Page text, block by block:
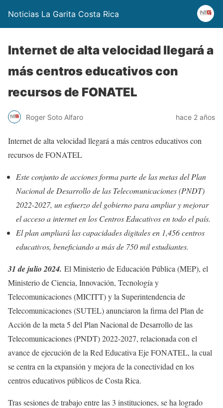
Noticias La Garita Costa Rica
Internet de alta velocidad llegará a
más centros educativos con
recursos de FONATEL
Roger Soto Alfaro hace 2 años
Internet de alta velocidad llegará a más centros educativos con
recursos de FONATEL
Este conjunto de acciones forma parte de las metas del Plan
Nacional de Desarrollo de las Telecomunicaciones (PNDT)
2022-2027, un esfuerzo del gobierno para ampliar y mejorar
el acceso a internet en los Centros Educativos en todo el país.
El plan ampliará las capacidades digitales en 1,456 centros
educativos, beneficiando a más de 750 mil estudiantes.
31 de julio 2024. El Ministerio de Educación Pública (MEP), el
Ministerio de Ciencia, Innovación, Tecnología y
Telecomunicaciones (MICITT) y la Superintendencia de
Telecomunicaciones (SUTEL) anunciaron la firma del Plan de
Acción de la meta 5 del Plan Nacional de Desarrollo de las
Telecomunicaciones (PNDT) 2022-2027, relacionada con el
avance de ejecución de la Red Educativa Eje FONATEL, la cual
se centra en la expansión y mejora de la conectividad en los
centros educativos públicos de Costa Rica.
Tras sesiones de trabajo entre las 3 instituciones, se ha logrado